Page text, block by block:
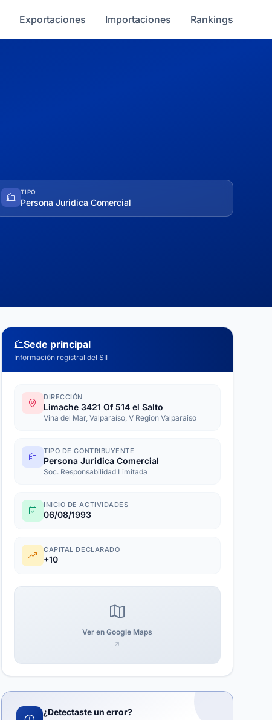
Exportaciones Importaciones Rankings
TIPO
Persona Juridica Comercial
Sede principal
Información registral del SII
DIRECCIÓN
Limache 3421 Of 514 el Salto
Vina del Mar, Valparaíso, V Region Valparaiso
TIPO DE CONTRIBUYENTE
Persona Juridica Comercial
Soc. Responsabilidad Limitada
INICIO DE ACTIVIDADES
06/08/1993
CAPITAL DECLARADO
+10
Ver en Google Maps
¿Detectaste un error?